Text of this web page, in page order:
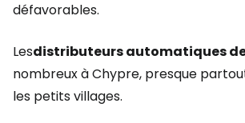
défavorables.
Lesdistributeurs automatiques
nombreux à Chypre, presque
les petits villages.